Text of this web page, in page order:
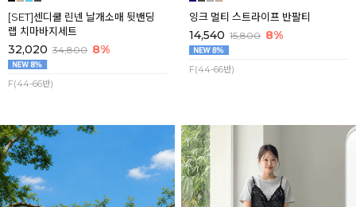
[SET]센디쿨 린넨 날개소매 뒷밴딩
랩 치마바지세트
32,020 34,800 8%
F(44-66반)
잉크 멀티 스트라이프 반팔티
14,540 15,800 8%
F(44-66반)